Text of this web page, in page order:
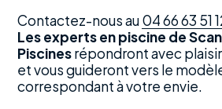
Contactez-nous au04 66 63 51
Les experts en piscine de
Piscinesrépondront avec
et vous guideront vers le
correspondant à votre envie.